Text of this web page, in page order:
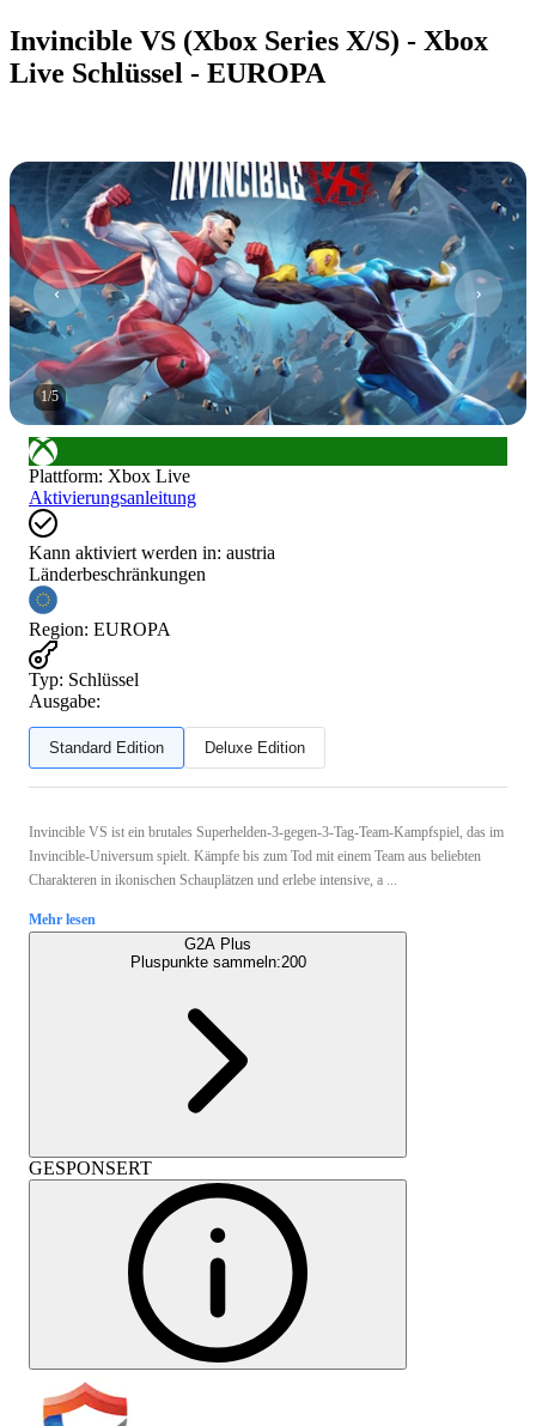
Invincible VS (Xbox Series X/S) - Xbox
Live Schlüssel - EUROPA
1/5
Plattform: Xbox Live
Aktivierungsanleitung
Kann aktiviert werden in: austria
Länderbeschränkungen
Region: EUROPA
Typ: Schlüssel
Ausgabe:
Standard Edition Deluxe Edition
Invincible VS ist ein brutales Superhelden-3-gegen-3-Tag-Team-Kampfspiel, das im
Invincible-Universum spielt. Kämpfe bis zum Tod mit einem Team aus beliebten
Charakteren in ikonischen Schauplätzen und erlebe intensive, a ...
Mehr lesen
G2A Plus
Pluspunkte sammeln:200
GESPONSERT